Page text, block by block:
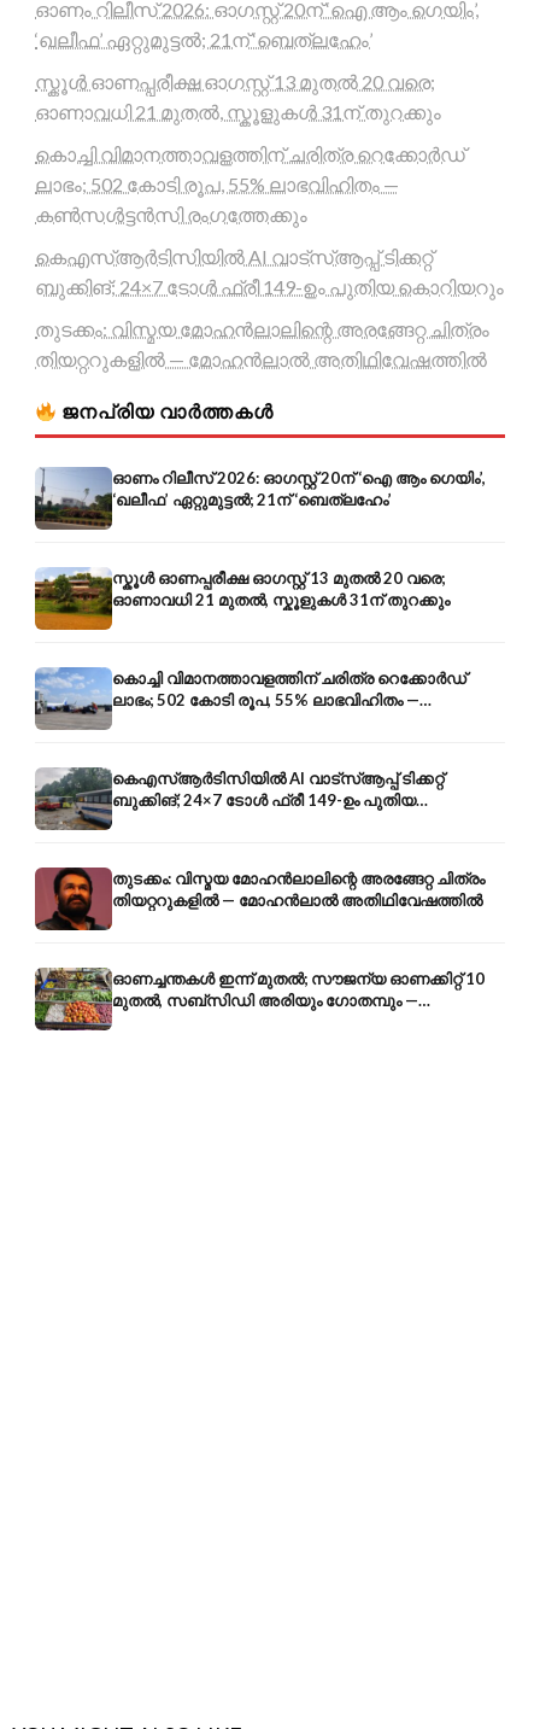
ഓണം റിലീസ് 2026: ഓഗസ്റ്റ് 20ന് ‘ഐ ആം ഗെയിം’,
‘ഖലീഫ’ ഏറ്റുമുട്ടൽ; 21ന് ‘ബെത്‌ലഹേം’
സ്കൂൾ ഓണപ്പരീക്ഷ ഓഗസ്റ്റ് 13 മുതൽ 20 വരെ;
ഓണാവധി 21 മുതൽ, സ്കൂളുകൾ 31ന് തുറക്കും
കൊച്ചി വിമാനത്താവളത്തിന് ചരിത്ര റെക്കോർഡ്
ലാഭം; 502 കോടി രൂപ, 55% ലാഭവിഹിതം —
കൺസൾട്ടൻസി രംഗത്തേക്കും
കെഎസ്ആർടിസിയിൽ AI വാട്സ്ആപ്പ് ടിക്കറ്റ്
ബുക്കിങ്; 24×7 ടോൾ ഫ്രീ 149-ഉം പുതിയ കൊറിയറും
തുടക്കം: വിസ്മയ മോഹൻലാലിന്റെ അരങ്ങേറ്റ ചിത്രം
തിയറ്ററുകളിൽ — മോഹൻലാൽ അതിഥിവേഷത്തിൽ
ജനപ്രിയ വാർത്തകൾ
ഓണം റിലീസ് 2026: ഓഗസ്റ്റ് 20ന് ‘ഐ ആം ഗെയിം’,
‘ഖലീഫ’ ഏറ്റുമുട്ടൽ; 21ന് ‘ബെത്‌ലഹേം’
സ്കൂൾ ഓണപ്പരീക്ഷ ഓഗസ്റ്റ് 13 മുതൽ 20 വരെ;
ഓണാവധി 21 മുതൽ, സ്കൂളുകൾ 31ന് തുറക്കും
കൊച്ചി വിമാനത്താവളത്തിന് ചരിത്ര റെക്കോർഡ്
ലാഭം; 502 കോടി രൂപ, 55% ലാഭവിഹിതം —
കൺസൾട്ടൻസി രംഗത്തേക്കും
കെഎസ്ആർടിസിയിൽ AI വാട്സ്ആപ്പ് ടിക്കറ്റ്
ബുക്കിങ്; 24×7 ടോൾ ഫ്രീ 149-ഉം പുതിയ
കൊറിയറും
തുടക്കം: വിസ്മയ മോഹൻലാലിന്റെ അരങ്ങേറ്റ ചിത്രം
തിയറ്ററുകളിൽ — മോഹൻലാൽ അതിഥിവേഷത്തിൽ
ഓണച്ചന്തകൾ ഇന്ന് മുതൽ; സൗജന്യ ഓണക്കിറ്റ് 10
മുതൽ, സബ്സിഡി അരിയും ഗോതമ്പും —
വിലക്കയറ്റത്തിന് കടിഞ്ഞാൺ